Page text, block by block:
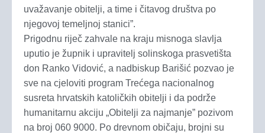
uvažavanje obitelji, a time i čitavog društva po
njegovoj temeljnoj stanici”.
Prigodnu riječ zahvale na kraju misnoga slavlja
uputio je župnik i upravitelj solinskoga prasvetišta
don Ranko Vidović, a nadbiskup Barišić pozvao je
sve na cjeloviti program Trećega nacionalnog
susreta hrvatskih katoličkih obitelji i da podrže
humanitarnu akciju „Obitelji za najmanje” pozivom
na broj 060 9000. Po drevnom običaju, brojni su